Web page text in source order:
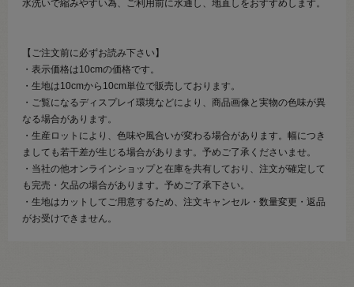
水洗いで縮みやすい為、ご利用前に水通し、地直しをおすすめします。
【ご注文前に必ずお読み下さい】
・表示価格は10cmの価格です。
・生地は10cmから10cm単位で販売しております。
・ご覧になるディスプレイ環境などにより、商品画像と実物の色味が異
なる場合があります。
・生産ロットにより、色味や風合いが変わる場合があります。幅につき
ましても若干差が生じる場合があります。予めご了承くださいませ。
・当社の他オンラインショップと在庫を共有しており、注文が確定して
も完売・欠品の場合があります。予めご了承下さい。
・生地はカットしてご用意するため、注文キャンセル・数量変更・返品
がお受けできません。